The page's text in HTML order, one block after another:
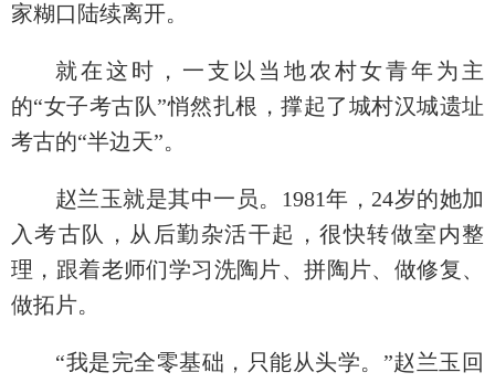
家糊口陆续离开。
就在这时，一支以当地农村女青年为主
的“女子考古队”悄然扎根，撑起了城村汉城遗址
考古的“半边天”。
赵兰玉就是其中一员。1981年，24岁的她加
入考古队，从后勤杂活干起，很快转做室内整
理，跟着老师们学习洗陶片、拼陶片、做修复、
做拓片。
“我是完全零基础，只能从头学。”赵兰玉回